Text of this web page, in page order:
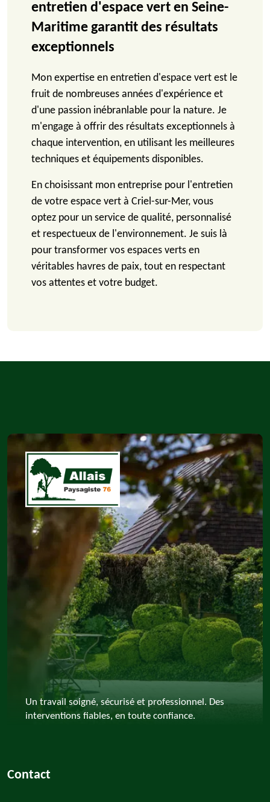
entretien d'espace vert en Seine-
Maritime garantit des résultats
exceptionnels
Mon expertise en entretien d'espace vert est le
fruit de nombreuses années d'expérience et
d'une passion inébranlable pour la nature. Je
m'engage à offrir des résultats exceptionnels à
chaque intervention, en utilisant les meilleures
techniques et équipements disponibles.
En choisissant mon entreprise pour l'entretien
de votre espace vert à Criel-sur-Mer, vous
optez pour un service de qualité, personnalisé
et respectueux de l'environnement. Je suis là
pour transformer vos espaces verts en
véritables havres de paix, tout en respectant
vos attentes et votre budget.
Un travail soigné, sécurisé et professionnel. Des
interventions fiables, en toute confiance.
Contact